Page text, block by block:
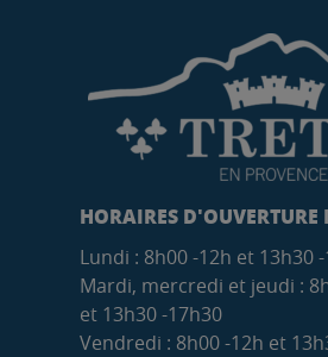
HORAIRES
Lundi : 8h00 -12h et 13h30
Mardi, mercredi et jeudi :
et 13h30 -17h30
Vendredi : 8h00 -12h et